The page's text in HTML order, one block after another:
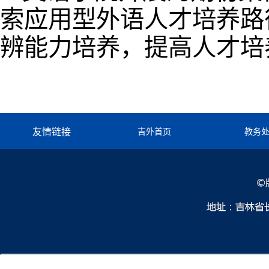
索应用型外语人才培养
辨能力培养，提高人才
友情链接 吉外首页 教务处